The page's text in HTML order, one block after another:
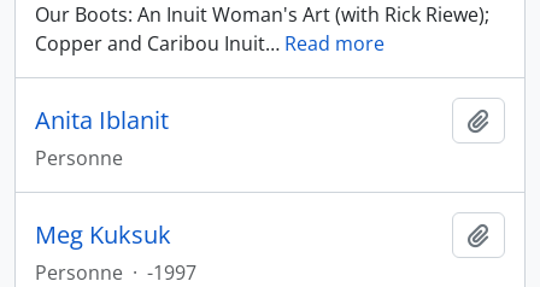
Our Boots: An Inuit Woman's Art (with Rick Riewe);
Copper and Caribou Inuit… Read more
Anita Iblanit
Personne
Meg Kuksuk
Personne · -1997